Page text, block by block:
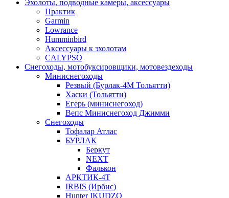
Эхолоты, подводные камеры, аксессуары
Практик
Garmin
Lowrance
Humminbird
Аксессуары к эхолотам
CALYPSO
Снегоходы, мотобуксировщики, мотовездеходы
Миниснегоходы
Резвый (Бурлак-4М Тольятти)
Хаски (Тольятти)
Егерь (миниснегоход)
Вепс Миниснегоход Джимми
Снегоходы
Тофалар Атлас
БУРЛАК
Беркут
NEXT
Фалькон
АРКТИК-4Т
IRBIS (Ирбис)
Hunter IKUDZO